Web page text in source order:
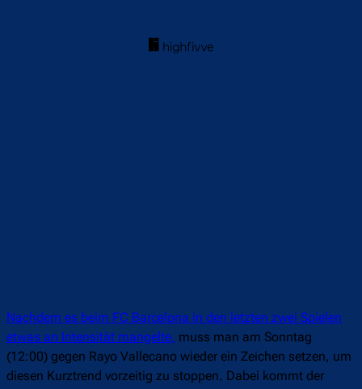
Nachdem es beim FC Barcelona in den letzten zwei Spielen
etwas an Intensität mangelte, muss man am Sonntag
(12:00) gegen Rayo Vallecano wieder ein Zeichen setzen, um
diesen Kurztrend vorzeitig zu stoppen. Dabei kommt der